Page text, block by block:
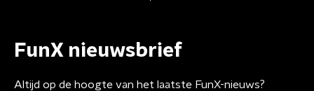
FunX nieuwsbrief
Altijd op de hoogte van het laatste FunX-nieuws?